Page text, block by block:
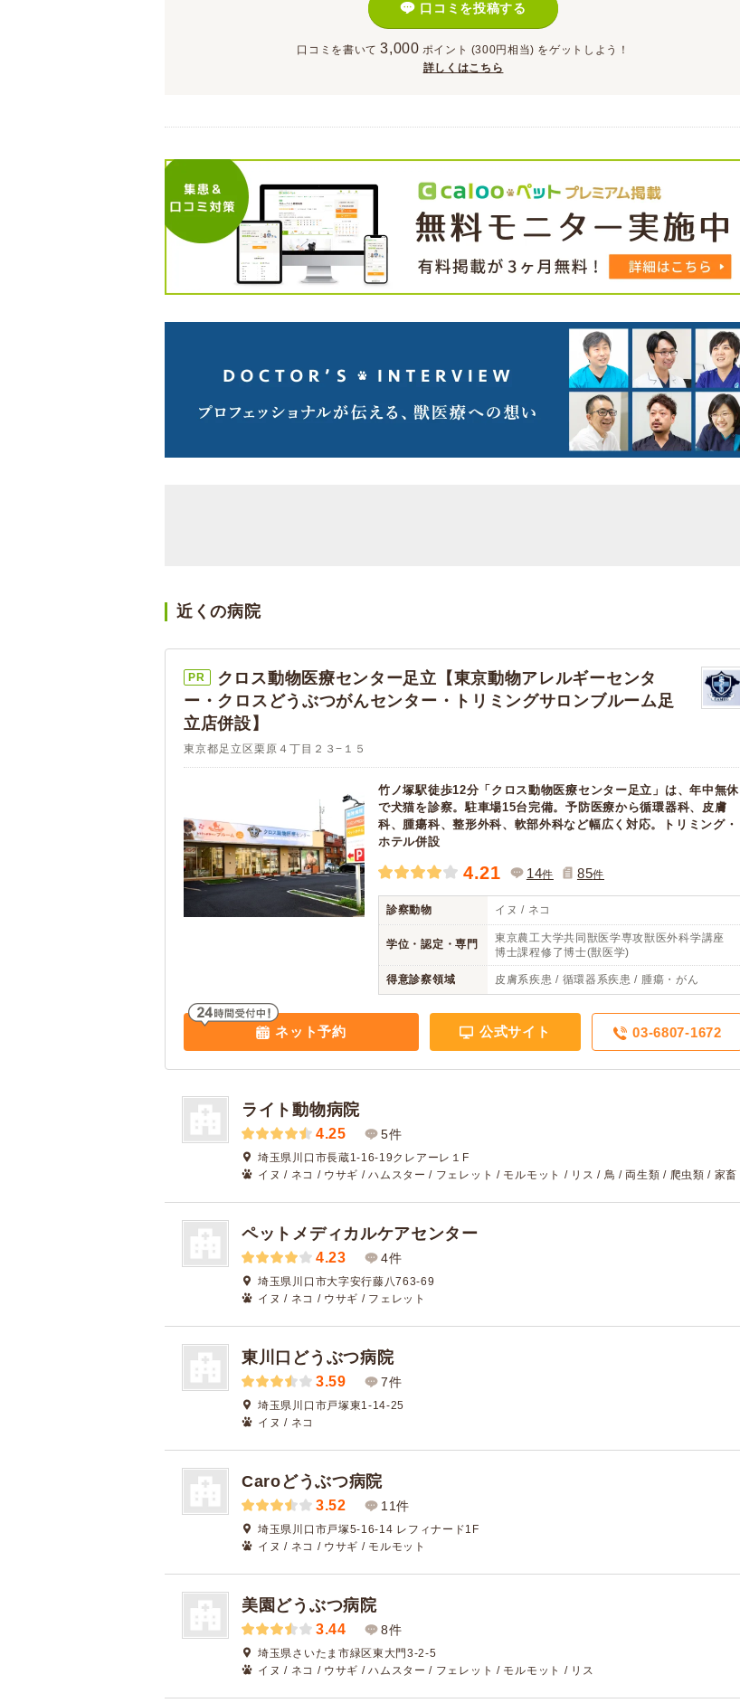
口コミを投稿する
口コミを書いて 3,000 ポイント (300円相当) をゲットしよう！
詳しくはこちら
近くの病院
PR
クロス動物医療センター足立【東京動物アレルギーセンタ
ー・クロスどうぶつがんセンター・トリミングサロンブルーム足
立店併設】
東京都足立区栗原４丁目２３−１５
竹ノ塚駅徒歩12分「クロス動物医療センター足立」は、年中無休
で犬猫を診察。駐車場15台完備。予防医療から循環器科、皮膚
科、腫瘍科、整形外科、軟部外科など幅広く対応。トリミング・
ホテル併設
4.21 14件 85件
診察動物 イヌ / ネコ
学位・認定・専門
東京農工大学共同獣医学専攻獣医外科学講座
博士課程修了博士(獣医学)
得意診察領域 皮膚系疾患 / 循環器系疾患 / 腫瘍・がん
ネット予約 公式サイト 03-6807-1672
ライト動物病院
4.25 5件
埼玉県川口市長蔵1-16-19クレアーレ１F
イヌ / ネコ / ウサギ / ハムスター / フェレット / モルモット / リス / 鳥 / 両生類 / 爬虫類 / 家畜
ペットメディカルケアセンター
4.23 4件
埼玉県川口市大字安行藤八763-69
イヌ / ネコ / ウサギ / フェレット
東川口どうぶつ病院
3.59 7件
埼玉県川口市戸塚東1-14-25
イヌ / ネコ
Caroどうぶつ病院
3.52 11件
埼玉県川口市戸塚5-16-14 レフィナード1F
イヌ / ネコ / ウサギ / モルモット
美園どうぶつ病院
3.44 8件
埼玉県さいたま市緑区東大門3-2-5
イヌ / ネコ / ウサギ / ハムスター / フェレット / モルモット / リス